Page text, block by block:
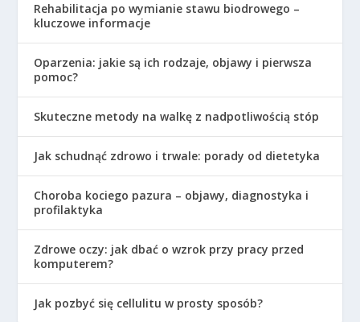
Rehabilitacja po wymianie stawu biodrowego –
kluczowe informacje
Oparzenia: jakie są ich rodzaje, objawy i pierwsza
pomoc?
Skuteczne metody na walkę z nadpotliwością stóp
Jak schudnąć zdrowo i trwale: porady od dietetyka
Choroba kociego pazura – objawy, diagnostyka i
profilaktyka
Zdrowe oczy: jak dbać o wzrok przy pracy przed
komputerem?
Jak pozbyć się cellulitu w prosty sposób?